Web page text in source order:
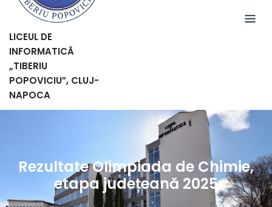
LICEUL DE
INFORMATICĂ
„TIBERIU
POPOVICIU”, CLUJ-
NAPOCA
Rezultate Olimpiada de Chimie,
etapa județeană 2025